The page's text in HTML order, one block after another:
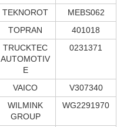
TEKNOROT
MEBS062
TOPRAN
401018
TRUCKTEC
AUTOMOTIV
E
0231371
VAICO
V307340
WILMINK
GROUP
WG2291970